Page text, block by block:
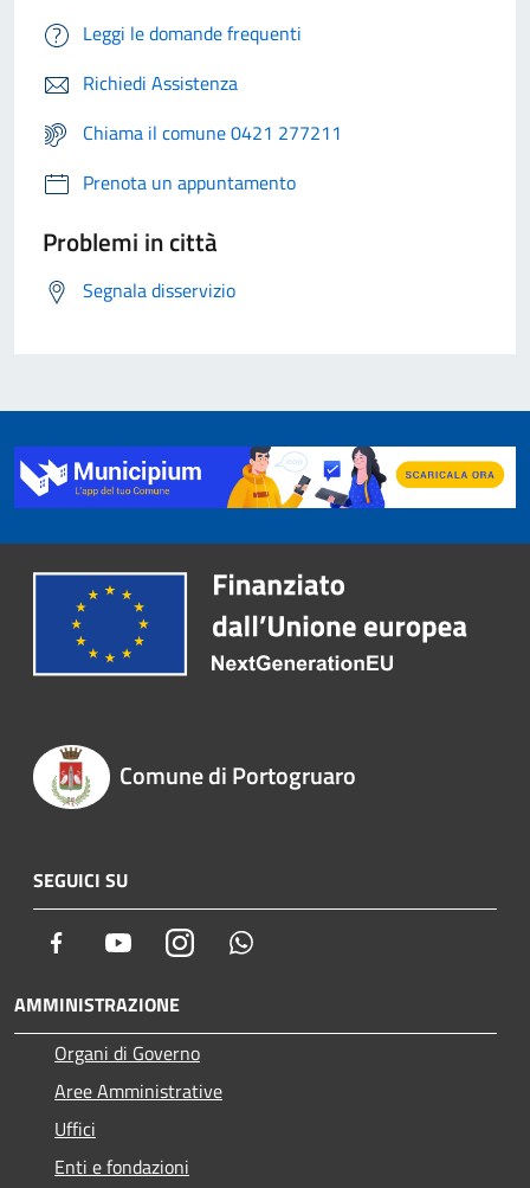
Leggi le domande frequenti
Richiedi Assistenza
Chiama il comune 0421 277211
Prenota un appuntamento
Problemi in città
Segnala disservizio
Comune di Portogruaro
SEGUICI SU
Facebook YoutubeInstagram
AMMINISTRAZIONE
Organi di Governo
Aree Amministrative
Uffici
Enti e fondazioni